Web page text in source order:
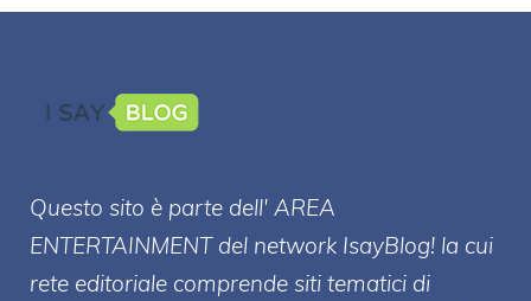
Questo sito è parte dell' AREA
ENTERTAINMENT del network IsayBlog! la cui
rete editoriale comprende siti tematici di